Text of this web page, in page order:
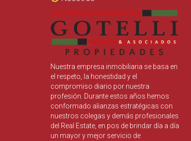
Nuestra empresa inmobiliaria se basa en
el respeto, la honestidad y el
compromiso diario por nuestra
profesión. Durante estos años hemos
conformado alianzas estratégicas con
nuestros colegas y demás profesionales
del Real Estate, en pos de brindar día a día
un mayor y mejor servicio de